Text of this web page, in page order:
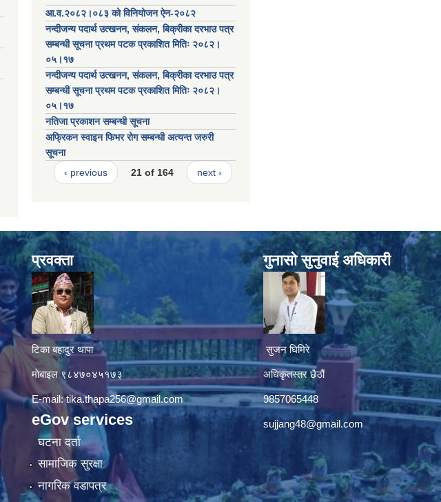
आ.व.२०८२।०८३ को विनियोजन ऐन-२०८२
नन्दीजन्य पदार्थ उत्खनन, संकलन, बिक्रीका दरभाउ पत्र
सम्बन्धी सूचना प्रथम पटक प्रकाशित मितिः २०८२।
०५।१७
नन्दीजन्य पदार्थ उत्खनन, संकलन, बिक्रीका दरभाउ पत्र
सम्बन्धी सूचना प्रथम पटक प्रकाशित मितिः २०८२।
०५।१७
नतिजा प्रकाशन सम्बन्धी सूचना
अफ्रिकन स्वाइन फिभर रोग सम्बन्धी अत्यन्त जरुरी
सूचना
‹ previous
21 of 164 next ›
प्रवक्ता
टिका बहादुर थापा
माे‍बाइल ९८४७०४५१७३
E-mail:tika.thapa256@gmail.com
eGov services
घटना दर्ता
सामाजिक सुरक्षा
नागरिक वडापत्र
गुनासाे सुनुवाई अधिकारी
सुजन घिमिरे
अधिकृतस्तर छैठौं‌
9857065448
sujjang48@gmail.com